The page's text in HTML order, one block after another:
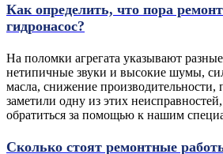
Как определить, что пора
гидронасос?
На поломки агрегата указывают
нетипичные звуки и высокие шумы,
масла, снижение производительности,
заметили одну из этих
обратиться за помощью к нашим
Сколько стоят ремонтные